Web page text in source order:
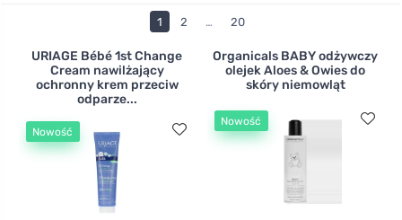
1 2 … 20
URIAGE Bébé 1st Change
Cream nawilżający
ochronny krem przeciw
odparze...
Nowość
Organicals BABY odżywczy
olejek Aloes & Owies do
skóry niemowląt
Nowość